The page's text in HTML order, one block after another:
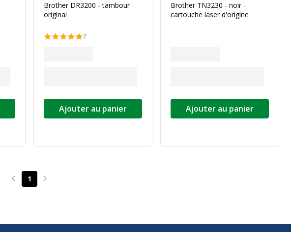
Brother DR3200 - tambour
original
2
Ajouter au panier
Brother TN3230 - noir -
cartouche laser d'origine
Ajouter au panier
Page précédente
1 Page suivante